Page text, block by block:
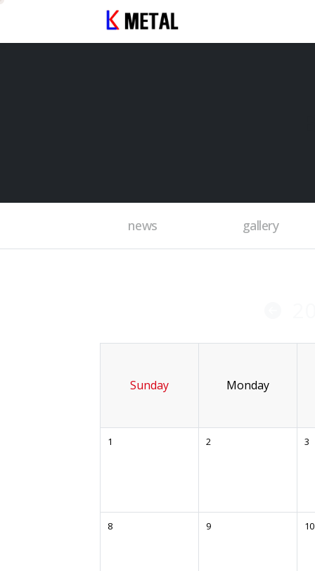
news gallery
Sunday Monday
1 2 3
8 9 10